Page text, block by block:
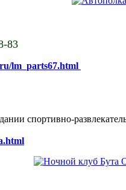
83
lm_parts67.html
спортивно-